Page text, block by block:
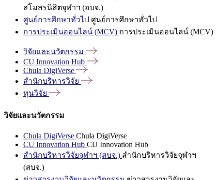
สโมสรนิสิตจุฬาฯ (อบจ.)
ศูนย์การศึกษาทั่วไป ศูนย์การศึกษาทั่วไป
การประเมินออนไลน์ (MCV) การประเมินออนไลน์ (MCV)
วิจัยและนวัตกรรม
CU Innovation Hub
Chula DigiVerse
สำนักบริหารวิจัย
ทุนวิจัย
วิจัยและนวัตกรรม
Chula DigiVerse Chula DigiVerse
CU Innovation Hub CU Innovation Hub
สำนักบริหารวิจัยจุฬาฯ (สบจ.) สำนักบริหารวิจัยจุฬาฯ
(สบจ.)